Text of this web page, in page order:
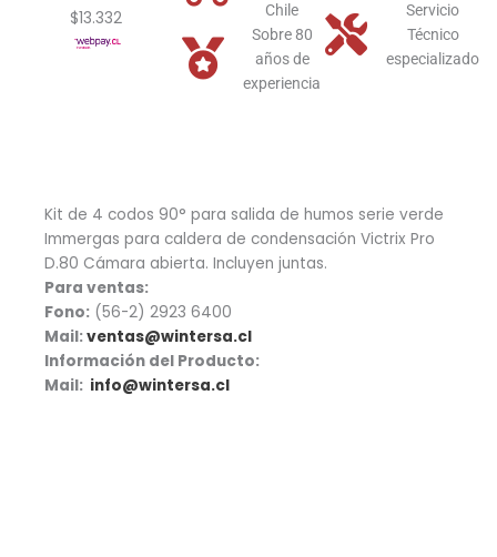
$13.332
Chile
Sobre 80
años de
experiencia
Servicio
Técnico
especializado
Kit de 4 codos 90° para salida de humos serie verde
Immergas para caldera de condensación Victrix Pro
D.80 Cámara abierta. Incluyen juntas.
Para ventas:
Fono: (56-2) 2923 6400
Mail:ventas@wintersa.cl
Información del Producto:
Mail: info@wintersa.cl